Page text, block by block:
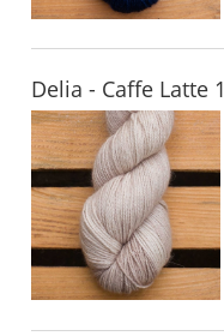
Delia - Caffe Latte 1